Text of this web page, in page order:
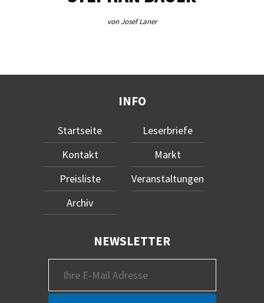
von Josef Laner
INFO
Startseite
Kontakt
Preisliste
Archiv
Leserbriefe
Markt
Veranstaltungen
NEWSLETTER